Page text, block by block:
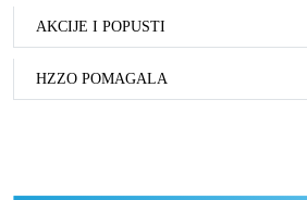
AKCIJE I POPUSTI
HZZO POMAGALA